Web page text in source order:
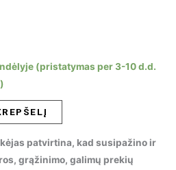
(pristatymas per 3-10 d.d.
patvirtina, kad susipažino ir
grąžinimo, galimų prekių